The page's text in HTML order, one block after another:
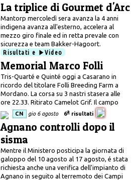
La triplice di Gourmet d'Arc
Mantorp mercoledì sera avanza la 4 anni
indigena avanza all'esterno, accelera al
mezzo giro finale ed in retta prevale con
sicurezza e team Bakker-Hagoort.
Risultati e
Video
Memorial Marco Folli
Tris-Quarté e Quinté oggi a Casarano in
ricordo del titolare Folli Breeding Farm a
Mordano. La corsa su 3 nastri stasera alle
ore 22.33. Ritirato Camelot Grif. Il campo
CN gio 6 agosto 6a risultati
Agnano controlli dopo il
sisma
Mentre il Ministero posticipa la giornata di
galoppo del 10 agosto al 17 agosto, é stata
richiesta anche una verifica dell'impianto di
Agnano in seguito al terremoto dei Campi